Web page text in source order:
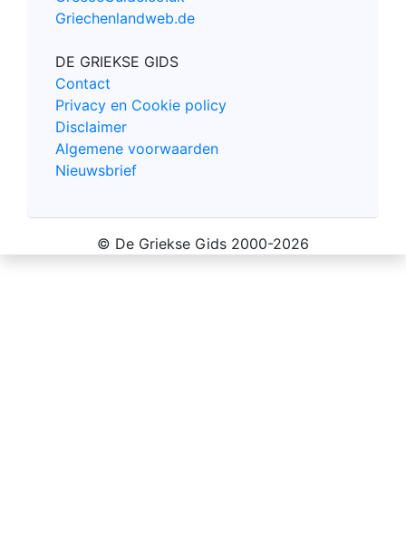
Griechenlandweb.de
DE GRIEKSE GIDS
Contact
Privacy en Cookie policy
Disclaimer
Algemene voorwaarden
Nieuwsbrief
© De Griekse Gids 2000-2026